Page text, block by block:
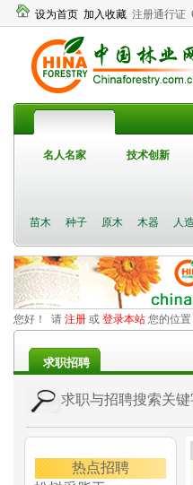
设为首页 加入收藏 注册通行证
名人名家 技术创新
苗木 种子 原木 木器 人
您好！ 请 注册 或 登录本站 您的位置
求职招聘
求职与招聘搜索关键
热点招聘